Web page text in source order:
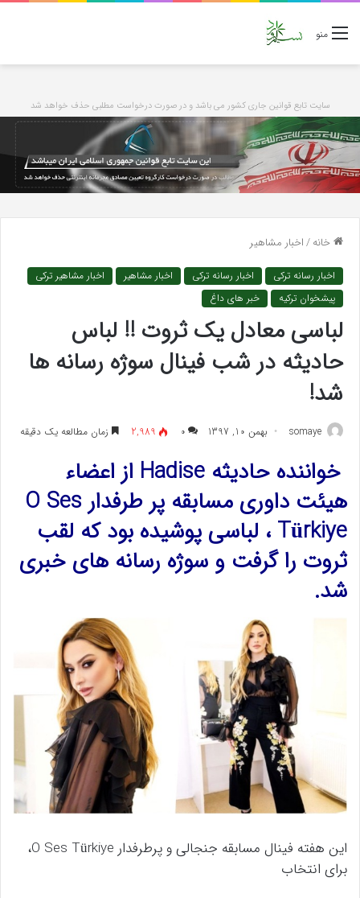
منو
سایت تابع قوانین جاری کشور می باشد و در صورت درخواست مطلبی حذف خواهد شد
خانه/اخبار مشاهیر
اخبار رسانه ترکی اخبار رسانه ترکی اخبار مشاهیر
اخبار مشاهیر ترکی
پیشخوان ترکیه
خبر های داغ
لباسی معادل یک ثروت !! لباس
حادیثه در شب فینال سوژه رسانه ها
شد!
somaye بهمن 10, 1397 ۰ 2,989 زمان مطالعه یک دقیقه
خواننده حادیثه Hadise از اعضاء
هیئت داوری مسابقه پر طرفدار O Ses
Türkiye ، لباسی پوشیده بود که لقب
ثروت را گرفت و سوژه رسانه های خبری
شد.
این هفته فینال مسابقه جنجالی و پرطرفدار O Ses Türkiye،
برای انتخاب